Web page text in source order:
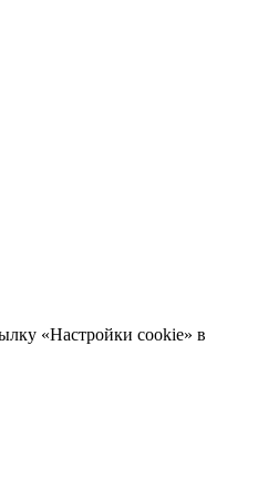
«Настройки cookie» в